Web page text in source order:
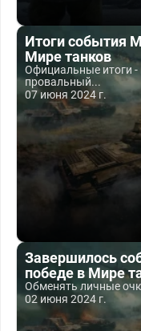
Итоги события
Мире танков
Официальные итоги
провальный...
07 июня 2024 г.
Завершилось
победе в Мире
Обменять личные
02 июня 2024 г.